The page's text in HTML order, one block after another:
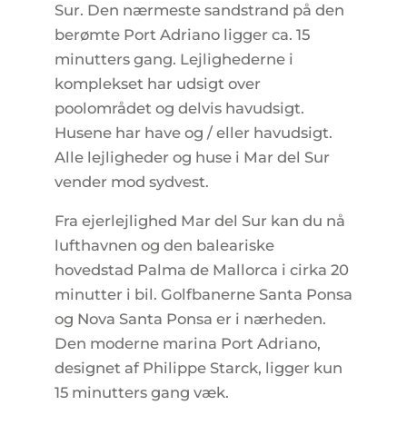
Sur. Den nærmeste sandstrand på den
berømte Port Adriano ligger ca. 15
minutters gang. Lejlighederne i
komplekset har udsigt over
poolområdet og delvis havudsigt.
Husene har have og / eller havudsigt.
Alle lejligheder og huse i Mar del Sur
vender mod sydvest.
Fra ejerlejlighed Mar del Sur kan du nå
lufthavnen og den baleariske
hovedstad Palma de Mallorca i cirka 20
minutter i bil. Golfbanerne Santa Ponsa
og Nova Santa Ponsa er i nærheden.
Den moderne marina Port Adriano,
designet af Philippe Starck, ligger kun
15 minutters gang væk.